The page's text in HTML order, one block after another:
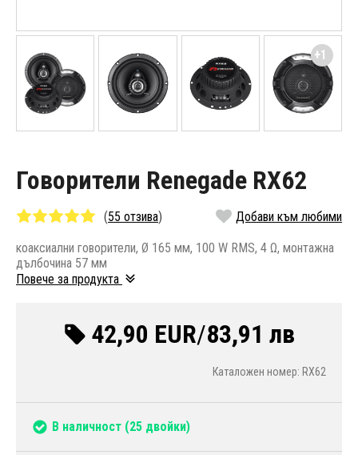
Говорители Renegade RX62
(55 отзива) Добави към любими
коаксиални говорители, Ø 165 мм, 100 W RMS, 4 Ω, монтажна
дълбочина 57 мм
Повече за продукта
42,90 EUR/83,91 лв
Каталожен номер: RX62
В наличност (25 двойки)
+1